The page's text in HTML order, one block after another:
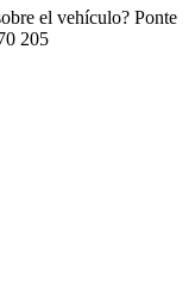
el vehículo? Ponte
205